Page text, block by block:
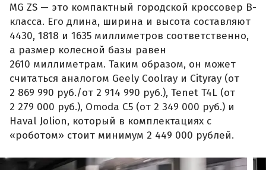
MG ZS — это компактный городской кроссовер B-
класса. Его длина, ширина и высота составляют
4430, 1818 и 1635 миллиметров соответственно,
а размер колесной базы равен
2610 миллиметрам. Таким образом, он может
считаться аналогом Geely Coolray и Cityray (от
2 869 990 руб./от 2 914 990 руб.), Tenet T4L (от
2 279 000 руб.), Omoda C5 (от 2 349 000 руб.) и
Haval Jolion, который в комплектациях с
«роботом» стоит минимум 2 449 000 рублей.